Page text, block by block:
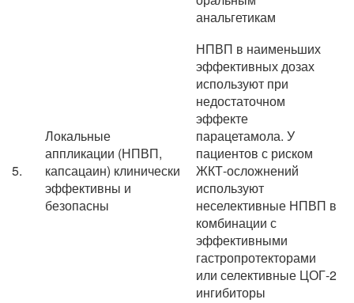
анальгетикам
5.
Локальные
аппликации (НПВП,
капсацаин) клинически
эффективны и
безопасны
НПВП в наименьших
эффективных дозах
используют при
недостаточном
эффекте
парацетамола. У
пациентов с риском
ЖКТ-осложнений
используют
неселективные НПВП в
комбинации с
эффективными
гастропротекторами
или селективные ЦОГ-2
ингибиторы